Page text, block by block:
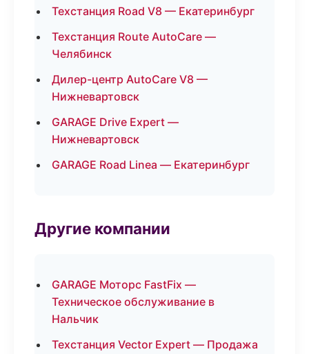
Техстанция Road V8 — Екатеринбург
Техстанция Route AutoCare —
Челябинск
Дилер-центр AutoCare V8 —
Нижневартовск
GARAGE Drive Expert —
Нижневартовск
GARAGE Road Linea — Екатеринбург
Другие компании
GARAGE Моторс FastFix —
Техническое обслуживание в
Нальчик
Техстанция Vector Expert — Продажа